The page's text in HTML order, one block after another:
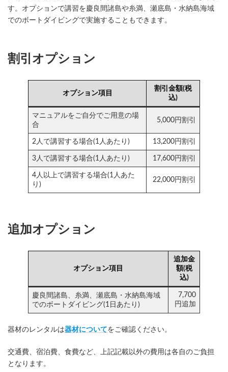
す。オプションで講習を慶良間諸島や糸満、瀬底島・水納島海域
でのボートダイビングで実施することもできます。
割引オプション
オプション項目
割引金額(税
込)
マニュアルをご自分でご用意の場
合
5,000円割引
2人で講習する場合(1人あたり) 13,200円割引
3人で講習する場合(1人あたり) 17,600円割引
4人以上で講習する場合(1人あた
り)
22,000円割引
追加オプション
オプション項目
追加金
額(税
込)
慶良間諸島、糸満、瀬底島・水納島海域
でのボートダイビング(1日あたり)
7,700
円追加
器材のレンタルは器材についてをご確認ください。
交通費、宿泊費、食費など、上記記載以外の費用は各自のご負担
となります。